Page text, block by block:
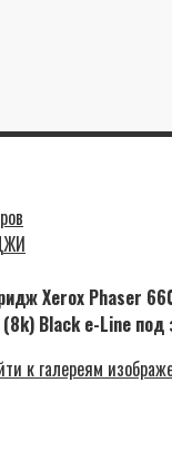
Xerox Phaser
Black e-Line под
к галереям